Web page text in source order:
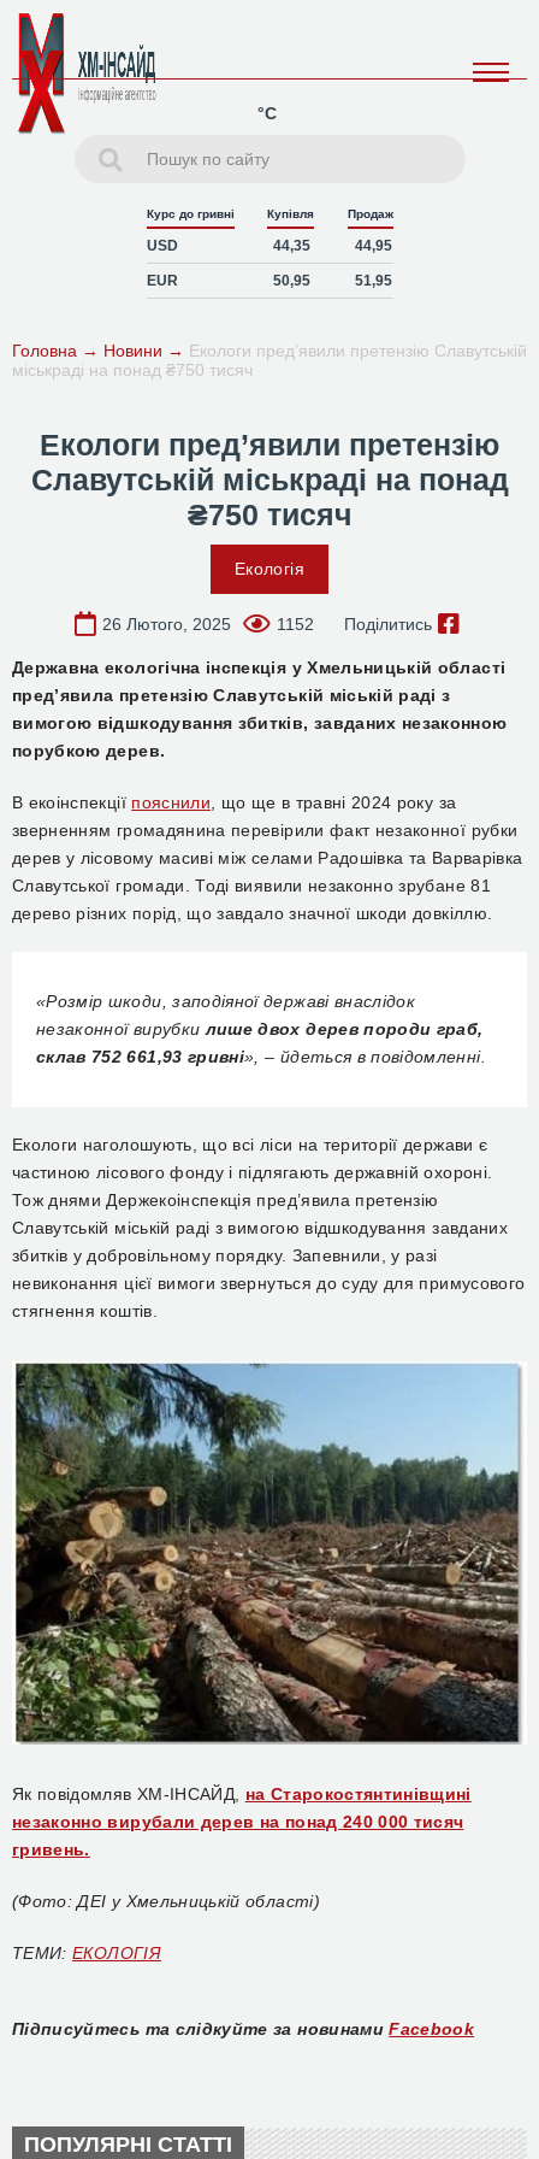
°C
Курс до гривні Купівля Продаж
USD 44,35 44,95
EUR 50,95 51,95
Головна → Новини → Екологи пред’явили претензію Славутській
міськраді на понад ₴750 тисяч
Екологи пред’явили претензію
Славутській міськраді на понад
₴750 тисяч
Екологія
26 Лютого, 2025 1152 Поділитись
Державна екологічна інспекція у Хмельницькій області
пред’явила претензію Славутській міській раді з
вимогою відшкодування збитків, завданих незаконною
порубкою дерев.
В екоінспекції пояснили , що ще в травні 2024 року за
зверненням громадянина перевірили факт незаконної рубки
дерев у лісовому масиві між селами Радошівка та Варварівка
Славутської громади. Тоді виявили незаконно зрубане 81
дерево різних порід, що завдало значної шкоди довкіллю.
«Розмір шкоди, заподіяної державі внаслідок
незаконної вирубкилише двох дерев породи граб,
склав 752 661,93 гривні», – йдеться в повідомленні.
Екологи наголошують, що всі ліси на території держави є
частиною лісового фонду і підлягають державній охороні.
Тож днями Держекоінспекція пред’явила претензію
Славутській міській раді з вимогою відшкодування завданих
збитків у добровільному порядку. Запевнили, у разі
невиконання цієї вимоги звернуться до суду для примусового
стягнення коштів.
Як повідомляв ХМ-ІНСАЙД, на Старокостянтинівщині
незаконно вирубали дерев на понад 240 000 тисяч
гривень.
(Фото: ДЕІ у Хмельницькій області)
ТЕМИ:ЕКОЛОГІЯ
Підписуйтесь та слідкуйте за новинами Facebook
ПОПУЛЯРНІ СТАТТІ